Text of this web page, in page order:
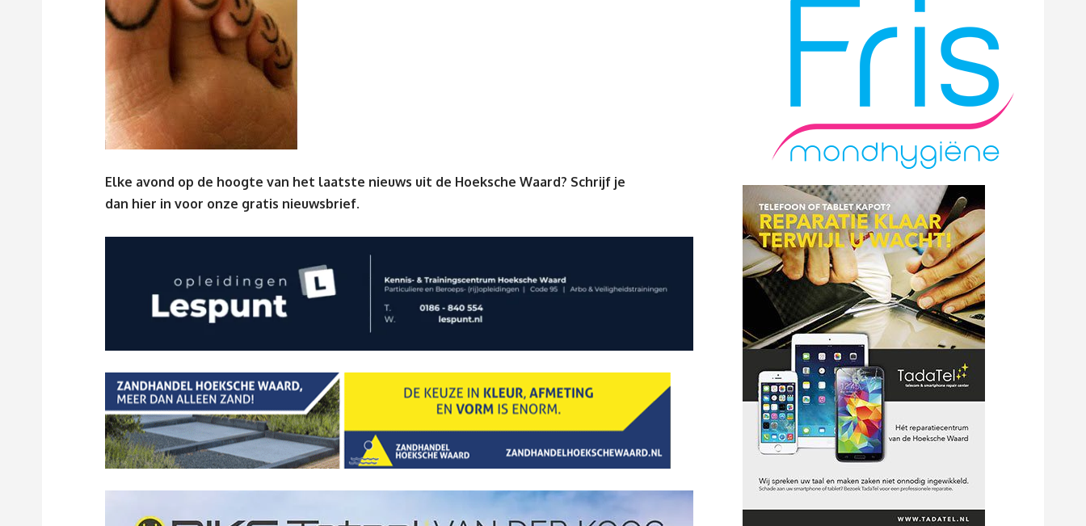
Elke avond op de hoogte van het laatste nieuws uit de Hoeksche Waard? Schrijf je
dan hier in voor onze gratis nieuwsbrief.